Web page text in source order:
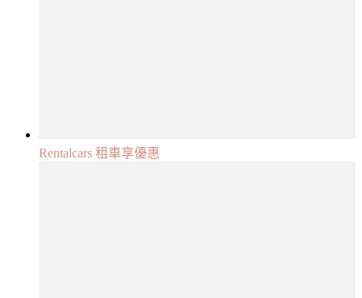
Rentalcars 租車享優惠